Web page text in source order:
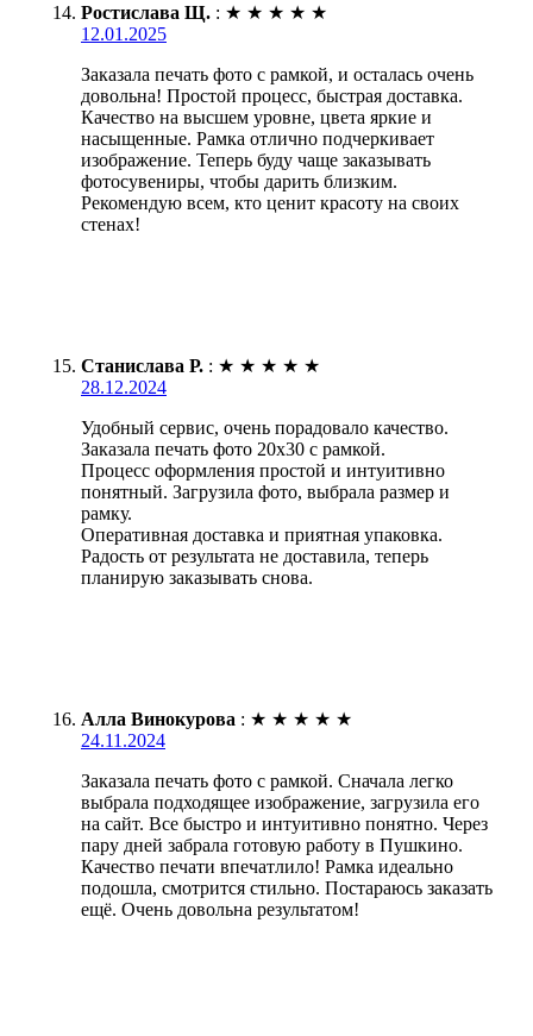
Ростислава Щ. : ★ ★ ★ ★ ★
12.01.2025
Заказала печать фото с рамкой, и осталась очень
довольна! Простой процесс, быстрая доставка.
Качество на высшем уровне, цвета яркие и
насыщенные. Рамка отлично подчеркивает
изображение. Теперь буду чаще заказывать
фотосувениры, чтобы дарить близким.
Рекомендую всем, кто ценит красоту на своих
стенах!
Станислава Р. : ★ ★ ★ ★ ★
28.12.2024
Удобный сервис, очень порадовало качество.
Заказала печать фото 20х30 с рамкой.
Процесс оформления простой и интуитивно
понятный. Загрузила фото, выбрала размер и
рамку.
Оперативная доставка и приятная упаковка.
Радость от результата не доставила, теперь
планирую заказывать снова.
Алла Винокурова : ★ ★ ★ ★ ★
24.11.2024
Заказала печать фото с рамкой. Сначала легко
выбрала подходящее изображение, загрузила его
на сайт. Все быстро и интуитивно понятно. Через
пару дней забрала готовую работу в Пушкино.
Качество печати впечатлило! Рамка идеально
подошла, смотрится стильно. Постараюсь заказать
ещё. Очень довольна результатом!